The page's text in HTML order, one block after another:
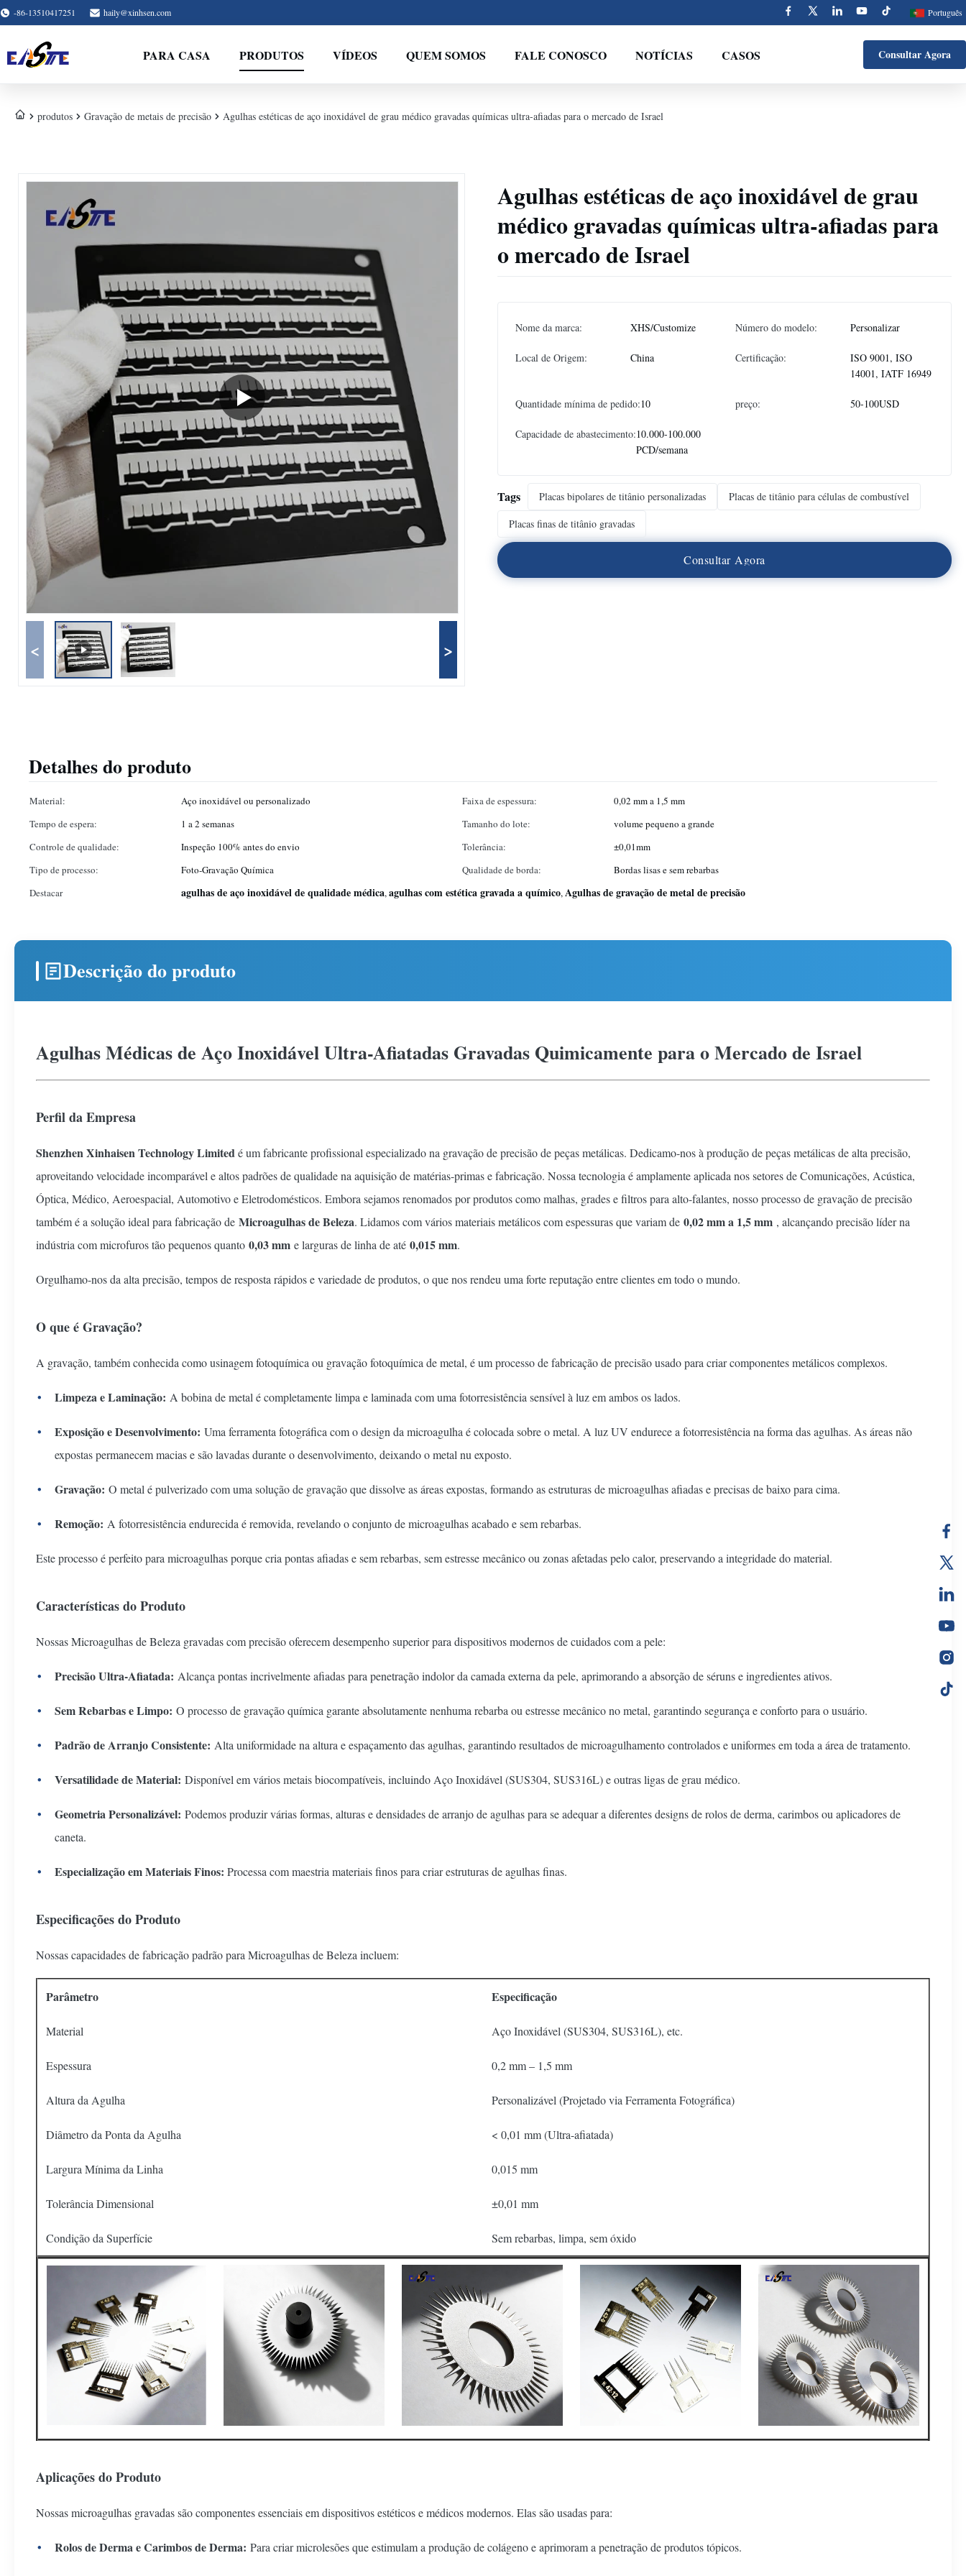
-86-13510417251 haily@xinhsen.com Português
PARA CASA PRODUTOS VÍDEOS QUEM SOMOS FALE CONOSCO NOTÍCIAS CASOS Consultar Agora
produtos Gravação de metais de precisão Agulhas estéticas de aço inoxidável de grau médico gravadas químicas ultra-afiadas para o mercado de Israel
< >
Agulhas estéticas de aço inoxidável de grau
médico gravadas químicas ultra-afiadas para
o mercado de Israel
Nome da marca: XHS/Customize Número do modelo: Personalizar
Local de Origem: China Certificação:
ISO 9001, ISO
14001, IATF 16949
Quantidade mínima de pedido:10 preço: 50-100USD
Capacidade de abastecimento:10.000-100.000
PCD/semana
Tags Placas bipolares de titânio personalizadas
Placas de titânio para células de combustível
Placas finas de titânio gravadas
Consultar Agora
Detalhes do produto
Material: Aço inoxidável ou personalizado Faixa de espessura:
0,02 mm a 1,5 mm
Tempo de espera:
1 a 2 semanas Tamanho do lote:
volume pequeno a grande
Controle de qualidade:
Inspeção 100% antes do envio Tolerância:
±0,01mm
Tipo de processo:
Foto-Gravação Química Qualidade de borda:
Bordas lisas e sem rebarbas
Destacar
agulhas de aço inoxidável de qualidade médica,agulhas com estética gravada a químico,Agulhas de gravação de metal de precisão
Descrição do produto
Agulhas Médicas de Aço Inoxidável Ultra-Afiatadas Gravadas Quimicamente para o Mercado de Israel
Perfil da Empresa
Shenzhen Xinhaisen Technology Limitedé um fabricante profissional especializado na gravação de precisão de peças metálicas. Dedicamo-nos à produção de peças metálicas de alta precisão,
aproveitando velocidade incomparável e altos padrões de qualidade na aquisição de matérias-primas e fabricação. Nossa tecnologia é amplamente aplicada nos setores de Comunicações, Acústica,
Óptica, Médico, Aeroespacial, Automotivo e Eletrodomésticos. Embora sejamos renomados por produtos como malhas, grades e filtros para alto-falantes, nosso processo de gravação de precisão
também é a solução ideal para fabricação de Microagulhas de Beleza. Lidamos com vários materiais metálicos com espessuras que variam de 0,02 mm a 1,5 mm , alcançando precisão líder na
indústria com microfuros tão pequenos quanto 0,03 mm e larguras de linha de até 0,015 mm.
Orgulhamo-nos da alta precisão, tempos de resposta rápidos e variedade de produtos, o que nos rendeu uma forte reputação entre clientes em todo o mundo.
O que é Gravação?
A gravação, também conhecida como usinagem fotoquímica ou gravação fotoquímica de metal, é um processo de fabricação de precisão usado para criar componentes metálicos complexos.
Limpeza e Laminação: A bobina de metal é completamente limpa e laminada com uma fotorresistência sensível à luz em ambos os lados.
Exposição e Desenvolvimento: Uma ferramenta fotográfica com o design da microagulha é colocada sobre o metal. A luz UV endurece a fotorresistência na forma das agulhas. As áreas não
expostas permanecem macias e são lavadas durante o desenvolvimento, deixando o metal nu exposto.
Gravação: O metal é pulverizado com uma solução de gravação que dissolve as áreas expostas, formando as estruturas de microagulhas afiadas e precisas de baixo para cima.
Remoção: A fotorresistência endurecida é removida, revelando o conjunto de microagulhas acabado e sem rebarbas.
Este processo é perfeito para microagulhas porque cria pontas afiadas e sem rebarbas, sem estresse mecânico ou zonas afetadas pelo calor, preservando a integridade do material.
Características do Produto
Nossas Microagulhas de Beleza gravadas com precisão oferecem desempenho superior para dispositivos modernos de cuidados com a pele:
Precisão Ultra-Afiatada: Alcança pontas incrivelmente afiadas para penetração indolor da camada externa da pele, aprimorando a absorção de séruns e ingredientes ativos.
Sem Rebarbas e Limpo: O processo de gravação química garante absolutamente nenhuma rebarba ou estresse mecânico no metal, garantindo segurança e conforto para o usuário.
Padrão de Arranjo Consistente: Alta uniformidade na altura e espaçamento das agulhas, garantindo resultados de microagulhamento controlados e uniformes em toda a área de tratamento.
Versatilidade de Material: Disponível em vários metais biocompatíveis, incluindo Aço Inoxidável (SUS304, SUS316L) e outras ligas de grau médico.
Geometria Personalizável: Podemos produzir várias formas, alturas e densidades de arranjo de agulhas para se adequar a diferentes designs de rolos de derma, carimbos ou aplicadores de
caneta.
Especialização em Materiais Finos: Processa com maestria materiais finos para criar estruturas de agulhas finas.
Especificações do Produto
Nossas capacidades de fabricação padrão para Microagulhas de Beleza incluem:
Parâmetro Especificação
Material Aço Inoxidável (SUS304, SUS316L), etc.
Espessura 0,2 mm – 1,5 mm
Altura da Agulha Personalizável (Projetado via Ferramenta Fotográfica)
Diâmetro da Ponta da Agulha < 0,01 mm (Ultra-afiatada)
Largura Mínima da Linha 0,015 mm
Tolerância Dimensional ±0,01 mm
Condição da Superfície Sem rebarbas, limpa, sem óxido
Aplicações do Produto
Nossas microagulhas gravadas são componentes essenciais em dispositivos estéticos e médicos modernos. Elas são usadas para:
Rolos de Derma e Carimbos de Derma: Para criar microlesões que estimulam a produção de colágeno e aprimoram a penetração de produtos tópicos.